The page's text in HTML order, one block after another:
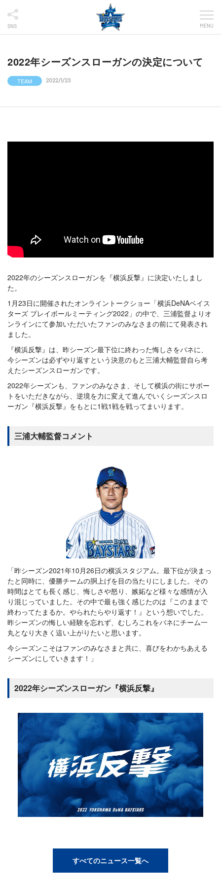
SNS MENU
2022年シーズンスローガンの決定について
TEAM 2022/1/23
2022年のシーズンスローガンを『横浜反撃』に決定いたしまし
た。
1月23日に開催されたオンライントークショー「横浜DeNAベイス
ターズ プレイボールミーティング2022」の中で、三浦監督よりオ
ンラインにて参加いただいたファンのみなさまの前にて発表され
ました。
『横浜反撃』は、昨シーズン最下位に終わった悔しさをバネに、
今シーズンは必ずやり返すという決意のもと三浦大輔監督自ら考
えたシーズンスローガンです。
2022年シーズンも、ファンのみなさま、そして横浜の街にサポー
トをいただきながら、逆境を力に変えて進んでいくシーズンスロ
ーガン『横浜反撃』をもとに1戦1戦を戦ってまいります。
三浦大輔監督コメント
「昨シーズン2021年10月26日の横浜スタジアム。最下位が決まっ
たと同時に、優勝チームの胴上げを目の当たりにしました。その
時間はとても長く感じ、悔しさや怒り、嫉妬など様々な感情が入
り混じっていました。その中で最も強く感じたのは『このままで
終わってたまるか。やられたらやり返す！』という想いでした。
昨シーズンの悔しい経験を忘れず、むしろこれをバネにチーム一
丸となり大きく這い上がりたいと思います。
今シーズンこそはファンのみなさまと共に、喜びをわかちあえる
シーズンにしていきます！」
2022年シーズンスローガン『横浜反撃』
すべてのニュース一覧へ